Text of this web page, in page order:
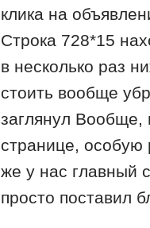
клика на
Строка 728*15
в несколько раз
стоить вообще
заглянул Вообще,
странице, особую
же у нас главный
просто поставил